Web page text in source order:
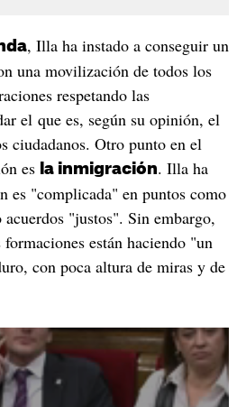
, Illa ha instado a conseguir un
una movilización de todos los
respetando las
el que es, según su opinión, el
ciudadanos. Otro punto en el
es la inmigración. Illa ha
es "complicada" en puntos como
"justos". Sin embargo,
están haciendo "un
con poca altura de miras y de